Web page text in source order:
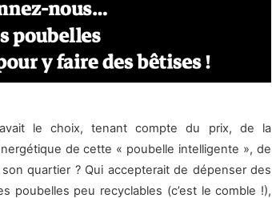
avait le choix, tenant compte du prix, de la
de cette « poubelle intelligente », de
quartier ? Qui accepterait de dépenser des
poubelles peu recyclables (c’est le comble !),